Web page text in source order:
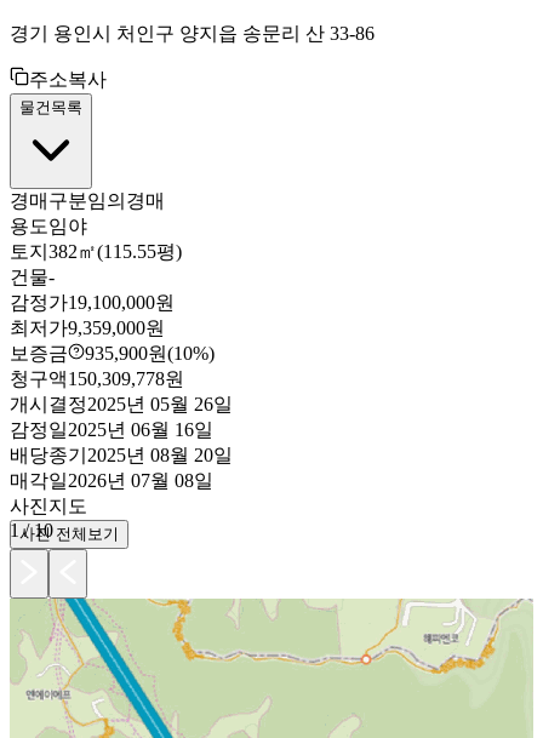
경기 용인시 처인구 양지읍 송문리 산 33-86
주소복사
물건목록
경매구분임의경매
용도임야
토지 382㎡(115.55평)
건물-
감정가19,100,000원
최저가9,359,000원
보증금
935,900원(10%)
청구액150,309,778원
개시결정2025년 05월 26일
감정일2025년 06월 16일
배당종기 2025년 08월 20일
매각일2026년 07월 08일
사진지도
1 /10
사진 전체보기